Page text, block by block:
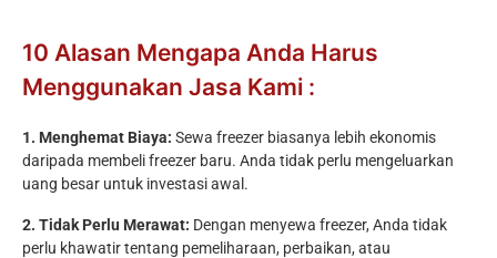
10 Alasan Mengapa Anda Harus
Menggunakan Jasa Kami :
1. Menghemat Biaya: Sewa freezer biasanya lebih ekonomis
daripada membeli freezer baru. Anda tidak perlu mengeluarkan
uang besar untuk investasi awal.
2. Tidak Perlu Merawat: Dengan menyewa freezer, Anda tidak
perlu khawatir tentang pemeliharaan, perbaikan, atau